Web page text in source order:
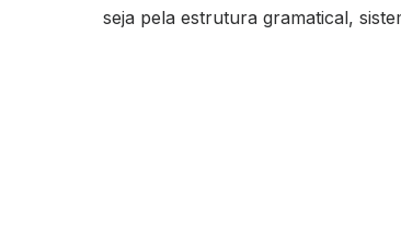
seja pela estrutura gramatical,